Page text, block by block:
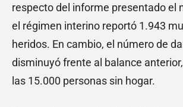
respecto del informe presentado el
el régimen interino reportó 1.943
heridos. En cambio, el número de
disminuyó frente al balance
las 15.000 personas sin hogar.